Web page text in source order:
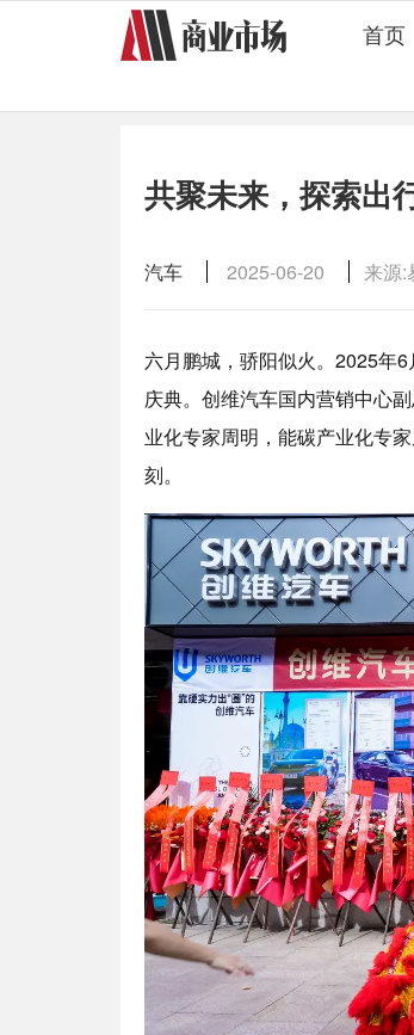
首页
共聚未来，探索出
汽车 2025-06-20 来源:
六月鹏城，骄阳似火。2025年
庆典。创维汽车国内营销中心
业化专家周明，能碳产业化专
刻。